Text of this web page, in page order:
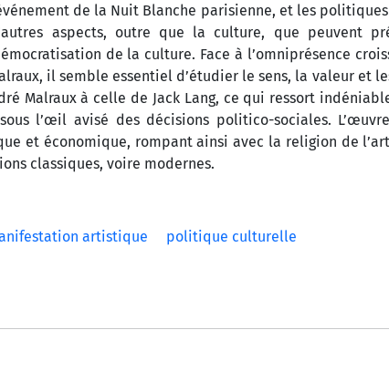
de la Nuit Blanche parisienne, et les
aspects, outre que la culture, que peuvent
de la culture. Face à l’omniprésence
il semble essentiel d’étudier le sens, la valeur et
Malraux à celle de Jack Lang, ce qui ressort
l’œil avisé des décisions politico-sociales.
et économique, rompant ainsi avec la religion de
classiques, voire modernes.
artistique
politique culturelle